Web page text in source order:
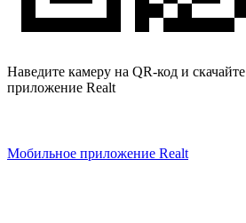
Наведите камеру на QR-код и
приложение Realt
Мобильное приложение Realt